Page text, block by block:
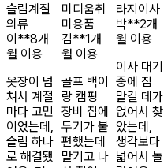
슬림계절
의류
이**8개
월 이용
옷장이 넘
쳐서 계절
마다 고민
이었는데,
슬림 하나
로 해결됐
미디움취
미용품
김**1개
월 이용
골프 백이
랑 캠핑
장비 집에
두기가 불
편했는데
맡기고 나
라지이사
박**2개
월 이용
이사 대기
중에 짐
맡길 데가
없어서 찾
았는데,
생각보다
넓어서 놀